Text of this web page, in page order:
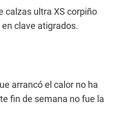
calzas ultra XS corpiño
clave atigrados.
arrancó el calor no ha
fin de semana no fue la